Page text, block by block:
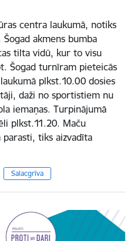
centra laukumā, notiks
akmens bumba
tilta vidū, kur to visu
Šogad turnīram pieteicās
plkst.10.00 dosies
daži no sportistiem nu
iemaņas. Turpinājumā
plkst.11.20. Maču
tiks aizvadīta
Salacgrīva